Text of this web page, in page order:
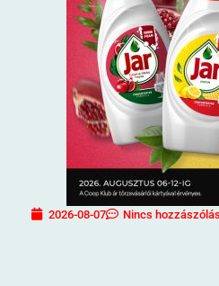
2026-08-07 Nincs hozzászólás